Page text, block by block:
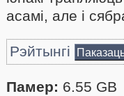
асамі, але і
Рэйтынгі
Памер: 6.55 GB